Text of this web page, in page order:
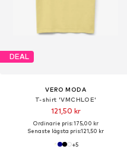
DEAL
VERO MODA
T-shirt 'VMCHLOE'
121,50 kr
Ordinarie pris: 175,00 kr
Senaste lägsta pris:121,50 kr
+5